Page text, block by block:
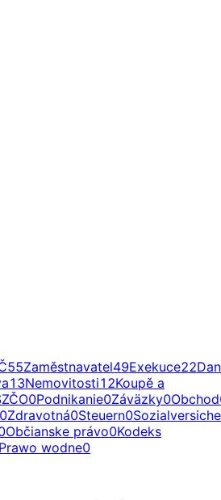
55Zaměstnavatel49Exekuce22
13Nemovitosti12Koupě a
0Podnikanie0Záväzky0Obchod
0Zdravotná0Steuern0
Občianske právo0Kodeks
Prawo wodne0